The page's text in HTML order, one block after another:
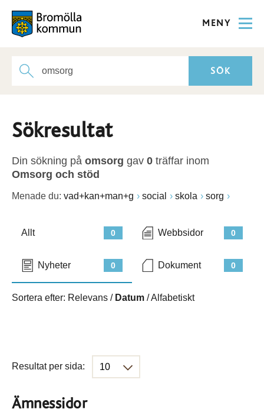
MENY
Sökresultat
Din sökning på omsorg gav 0 träffar inom
Omsorg och stöd
Menade du: vad+kan+man+g social skola sorg
0
Allt 0
Webbsidor
0
Nyheter 0
Dokument
Sortera efter: Relevans / Datum /Alfabetiskt
Resultat per sida:
Ämnessidor